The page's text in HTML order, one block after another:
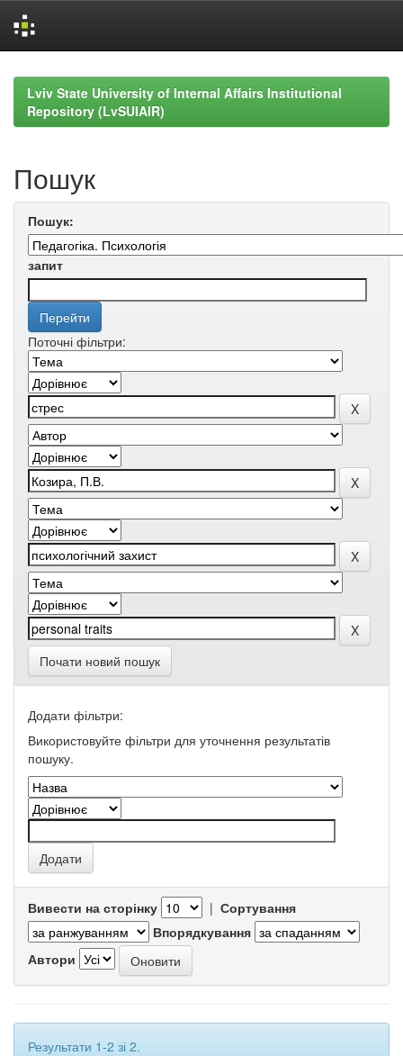
navigationLviv State University of Internal Affairs Institutional
Repository (LvSUIAIR)
Пошук
Пошук:
запит
Поточні фільтри:
Почати новий пошук
Додати фільтри:
Використовуйте фільтри для уточнення результатів
пошуку.
Вивести на сторінку | Сортування
Впорядкування
Автори
Результати 1-2 зі 2.